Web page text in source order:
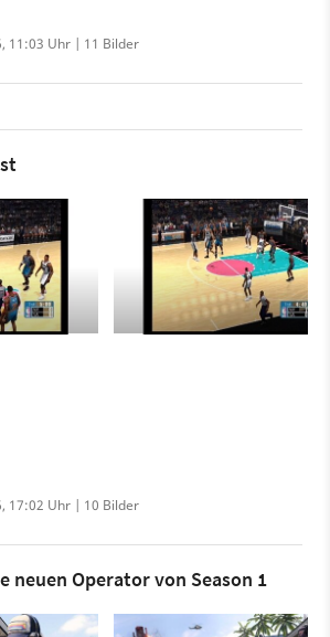
11:03 Uhr | 11 Bilder
17:02 Uhr | 10 Bilder
neuen Operator von Season 1